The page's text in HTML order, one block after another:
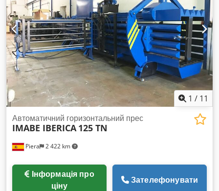
1 / 11
Piera 2 422 km
Автоматичний горизонтальний прес
IMABE IBERICA 125 TN
ціну
Зателефонувати